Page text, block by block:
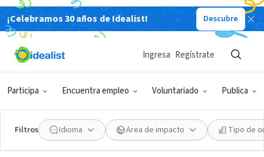
¡Celebramos 30 años de Idealist! Descubre
Participa Encuentra empleo Voluntariado Publica
Ingresa Regístrate
Filtros Idioma Área de impacto Tipo de
COLECTIVO CIUDADANO
Alas de esperanza
Acerca de